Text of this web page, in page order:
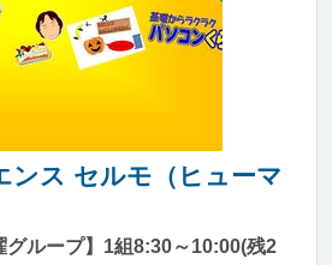
ンス セルモ（ヒューマ
グループ】1組8:30～10:00(残2